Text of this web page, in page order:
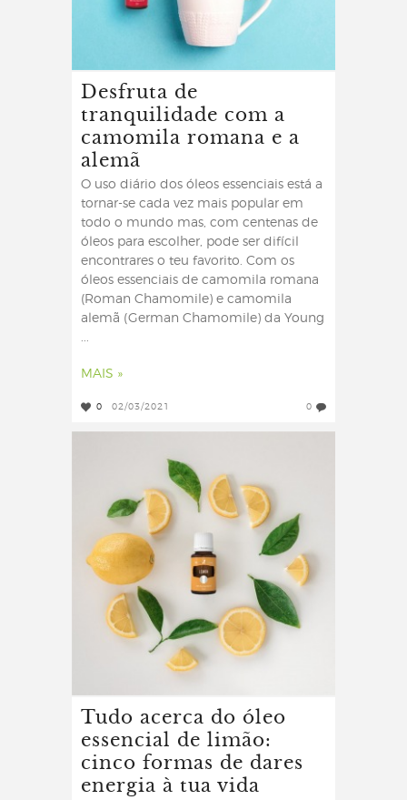
Desfruta de
tranquilidade com a
camomila romana e a
alemã
O uso diário dos óleos essenciais está a
tornar-se cada vez mais popular em
todo o mundo mas, com centenas de
óleos para escolher, pode ser difícil
encontrares o teu favorito. Com os
óleos essenciais de camomila romana
(Roman Chamomile) e camomila
alemã (German Chamomile) da Young
...
MAIS »
0 02/03/2021 0
Tudo acerca do óleo
essencial de limão:
cinco formas de dares
energia à tua vida